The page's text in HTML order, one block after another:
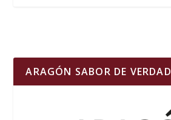
ARAGÓN SABOR DE VERDAD